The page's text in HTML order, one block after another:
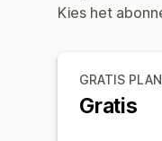
Kies het
GRATIS PLAN
Gratis